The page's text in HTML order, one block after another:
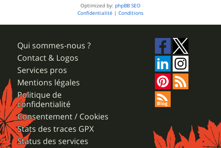
Optimized by: phpBB SEO
Confidentialité | Conditions
Qui sommes-nous ?
Contact & Logos
Services pros
Mentions légales
Politique de
confidentialité
Consentement / Cookies
Stats des traces GPX
Status des services